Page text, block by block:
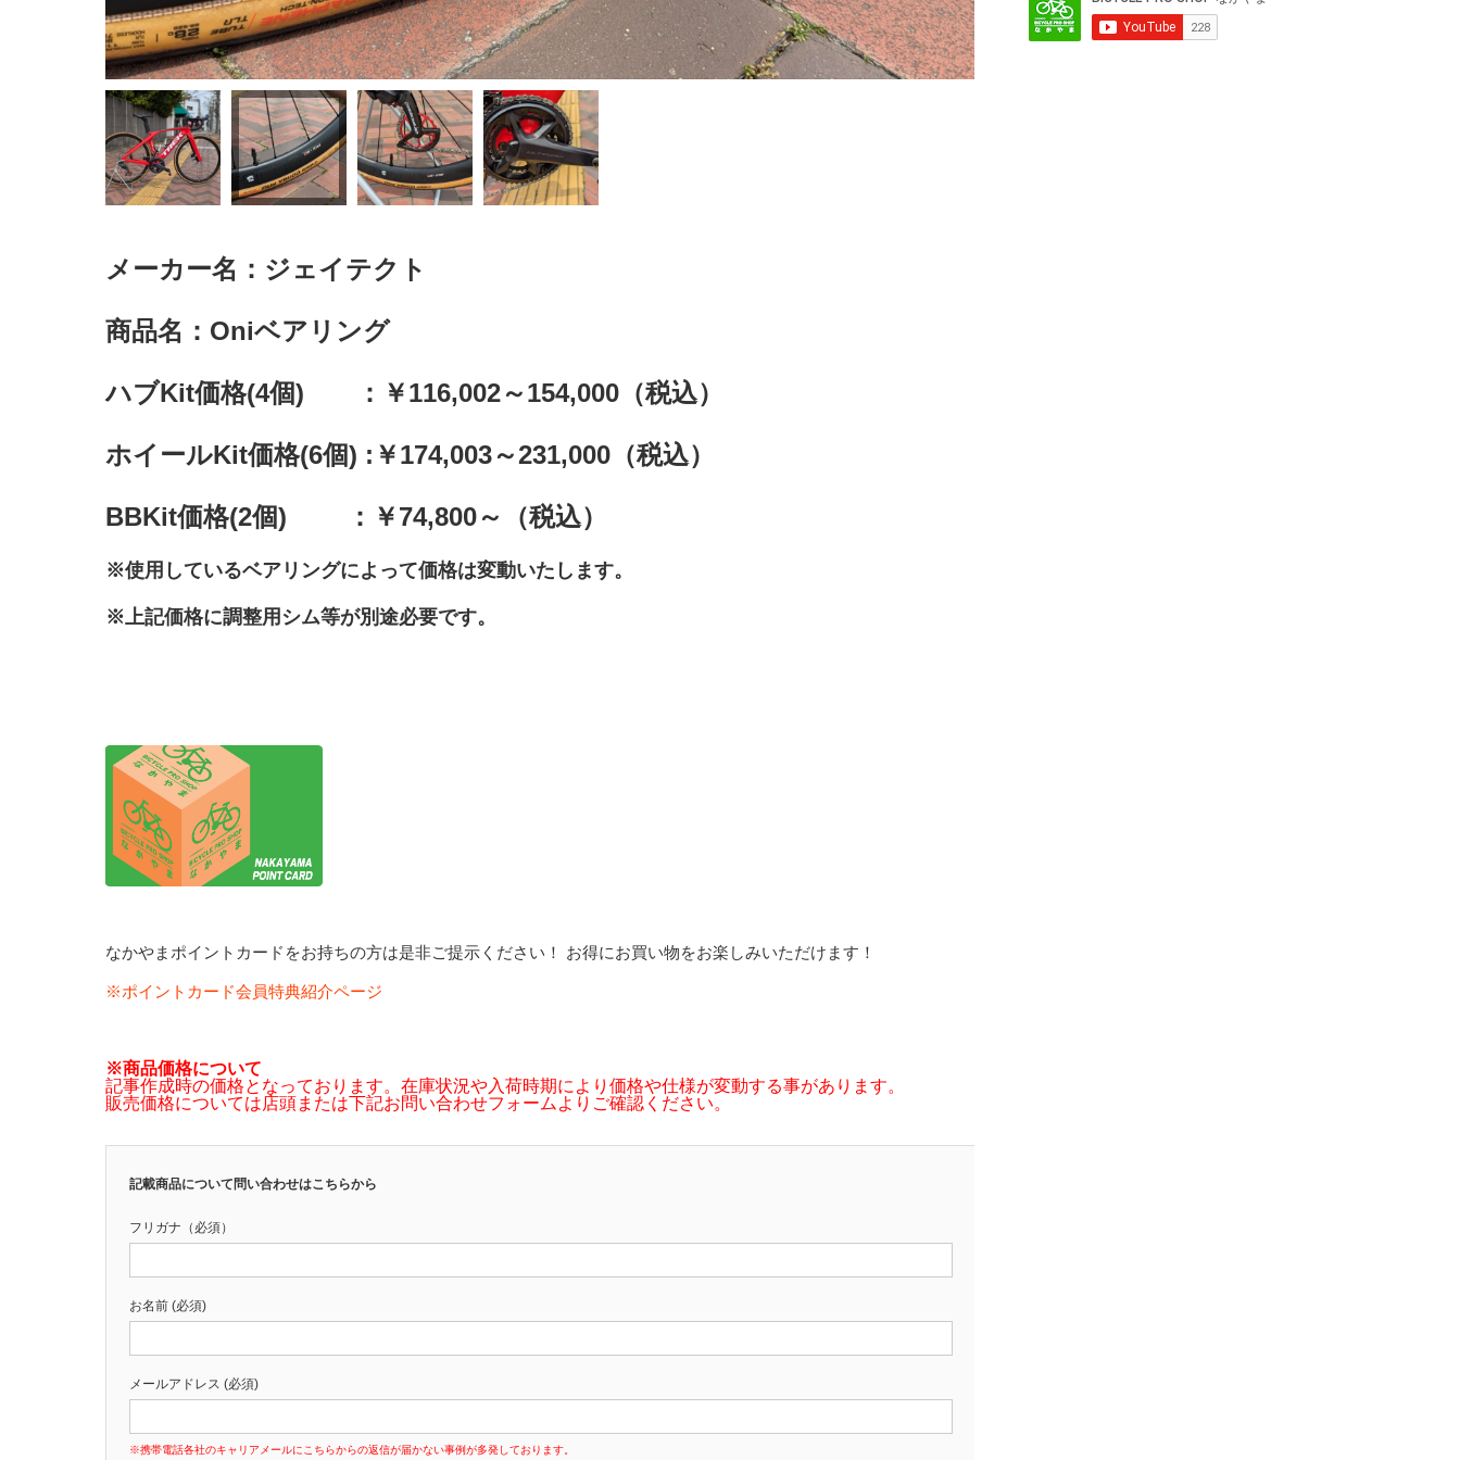
メーカー名：ジェイテクト
商品名：Oniベアリング
ハブKit価格(4個) ：￥116,002～154,000（税込）
ホイールKit価格(6個) :￥174,003～231,000（税込）
BBKit価格(2個) ：￥74,800～（税込）
※使用しているベアリングによって価格は変動いたします。
※上記価格に調整用シム等が別途必要です。
なかやまポイントカードをお持ちの方は是非ご提示ください！ お得にお買い物をお楽しみいただけます！
※ポイントカード会員特典紹介ページ
※商品価格について
記事作成時の価格となっております。在庫状況や入荷時期により価格や仕様が変動する事があります。
販売価格については店頭または下記お問い合わせフォームよりご確認ください。
記載商品について問い合わせはこちらから
フリガナ（必須）
お名前 (必須)
メールアドレス (必須)
※携帯電話各社のキャリアメールにこちらからの返信が届かない事例が多発しております。